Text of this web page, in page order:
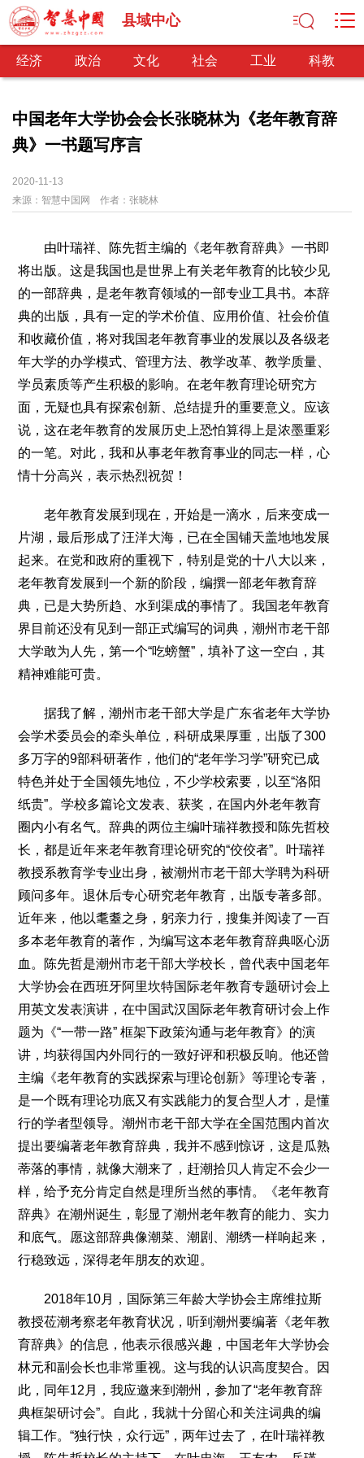
县域中心
经济 政治 文化 社会 工业 科教
经济
经济观察
经济转型
供给侧改革
依法治国 司法公正
观察思考
网文推荐
文化
中华文化 核心价值 文化产业 文化事业
艺术百家
文化观察
智海钩沉
社会
社会治理 社会保障 城乡发展 民生建设
工业
装备制造 智能制造 制造2025
科技观察 创新前沿 智慧教育 职业教育
三农
智慧农业 智慧乡村 基层之声
国防
国防建设 军民融合 兵器装备 军营风采
中国与世界 国际视点 国际合作 他山之石
视频
访谈 动态
京 津 晋 蒙 辽 吉 黑 沪 苏 浙 皖
赣
鲁 豫 鄂 湘 粤 桂 琼 川 黔 滇
藏
陕
甘 青 宁 新 港 澳 台
智库
智库建设 智库专家 智库战略 智库之声
信息
地方动态 地方强音
在线期刊
2017 2016 2015 2018 2019
关于我们
杂志简介 杂志编委会 组织机构 联系我们 智慧中国动态
智慧城市
智慧环保
智慧会客厅 县域经济
康养思语 明星老人 项目介绍
县域经济
合作伙伴
中国老年大学协会会长张晓林为《老年教育辞
典》一书题写序言
2020-11-13
来源： 智慧中国网 作者： 张晓林
由叶瑞祥、陈先哲主编的《老年教育辞典》一书即
将出版。这是我国也是世界上有关老年教育的比较少见
的一部辞典，是老年教育领域的一部专业工具书。本辞
典的出版，具有一定的学术价值、应用价值、社会价值
和收藏价值，将对我国老年教育事业的发展以及各级老
年大学的办学模式、管理方法、教学改革、教学质量、
学员素质等产生积极的影响。在老年教育理论研究方
面，无疑也具有探索创新、总结提升的重要意义。应该
说，这在老年教育的发展历史上恐怕算得上是浓墨重彩
的一笔。对此，我和从事老年教育事业的同志一样，心
情十分高兴，表示热烈祝贺！
老年教育发展到现在，开始是一滴水，后来变成一
片湖，最后形成了汪洋大海，已在全国铺天盖地地发展
起来。在党和政府的重视下，特别是党的十八大以来，
老年教育发展到一个新的阶段，编撰一部老年教育辞
典，已是大势所趋、水到渠成的事情了。我国老年教育
界目前还没有见到一部正式编写的词典，潮州市老干部
大学敢为人先，第一个“吃螃蟹”，填补了这一空白，其
精神难能可贵。
据我了解，潮州市老干部大学是广东省老年大学协
会学术委员会的牵头单位，科研成果厚重，出版了300
多万字的9部科研著作，他们的“老年学习学”研究已成
特色并处于全国领先地位，不少学校索要，以至“洛阳
纸贵”。学校多篇论文发表、获奖，在国内外老年教育
圈内小有名气。辞典的两位主编叶瑞祥教授和陈先哲校
长，都是近年来老年教育理论研究的“佼佼者”。叶瑞祥
教授系教育学专业出身，被潮州市老干部大学聘为科研
顾问多年。退休后专心研究老年教育，出版专著多部。
近年来，他以耄耋之身，躬亲力行，搜集并阅读了一百
多本老年教育的著作，为编写这本老年教育辞典呕心沥
血。陈先哲是潮州市老干部大学校长，曾代表中国老年
大学协会在西班牙阿里坎特国际老年教育专题研讨会上
用英文发表演讲，在中国武汉国际老年教育研讨会上作
题为《“一带一路” 框架下政策沟通与老年教育》的演
讲，均获得国内外同行的一致好评和积极反响。他还曾
主编《老年教育的实践探索与理论创新》等理论专著，
是一个既有理论功底又有实践能力的复合型人才，是懂
行的学者型领导。潮州市老干部大学在全国范围内首次
提出要编著老年教育辞典，我并不感到惊讶，这是瓜熟
蒂落的事情，就像大潮来了，赶潮拾贝人肯定不会少一
样，给予充分肯定自然是理所当然的事情。《老年教育
辞典》在潮州诞生，彰显了潮州老年教育的能力、实力
和底气。愿这部辞典像潮菜、潮剧、潮绣一样响起来，
行稳致远，深得老年朋友的欢迎。
2018年10月，国际第三年龄大学协会主席维拉斯
教授莅潮考察老年教育状况，听到潮州要编著《老年教
育辞典》的信息，他表示很感兴趣，中国老年大学协会
林元和副会长也非常重视。这与我的认识高度契合。因
此，同年12月，我应邀来到潮州，参加了“老年教育辞
典框架研讨会”。自此，我就十分留心和关注词典的编
辑工作。“独行快，众行远”，两年过去了，在叶瑞祥教